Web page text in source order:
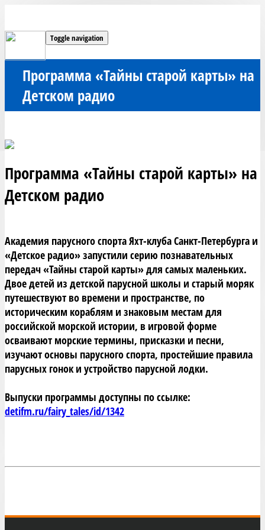
Toggle navigation
Программа «Тайны старой карты» на
Детском радио
Программа «Тайны старой карты» на
Детском радио
Академия парусного спорта Яхт-клуба Санкт-Петербурга и
«Детское радио» запустили серию познавательных
передач «Тайны старой карты» для самых маленьких.
Двое детей из детской парусной школы и старый моряк
путешествуют во времени и пространстве, по
историческим кораблям и знаковым местам для
российской морской истории, в игровой форме
осваивают морские термины, присказки и песни,
изучают основы парусного спорта, простейшие правила
парусных гонок и устройство парусной лодки.
detifm.ru/fairy_tales/id/1342